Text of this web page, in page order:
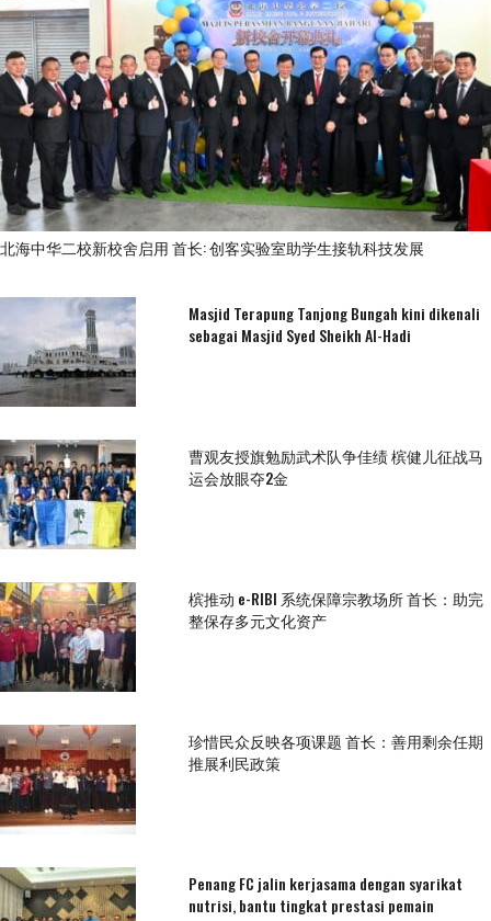
北海中华二校新校舍启用 首长: 创客实验室助学生接轨科技发展
Masjid Terapung Tanjong Bungah kini dikenali
sebagai Masjid Syed Sheikh Al-Hadi
曹观友授旗勉励武术队争佳绩 槟健儿征战马
运会放眼夺2金
槟推动 e-RIBI 系统保障宗教场所 首长：助完
整保存多元文化资产
珍惜民众反映各项课题 首长：善用剩余任期
推展利民政策
Penang FC jalin kerjasama dengan syarikat
nutrisi, bantu tingkat prestasi pemain